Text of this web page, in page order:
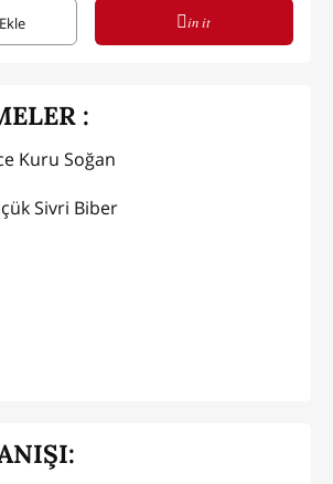
in it
:
Kuru Soğan
Sivri Biber